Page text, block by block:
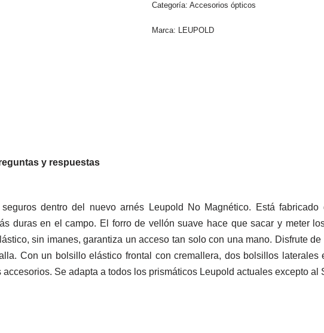
Categoría: Accesorios ópticos
Marca: LEUPOLD
y respuestas
seguros dentro del nuevo arnés Leupold No Magnético. Está
duras en el campo. El forro de vellón suave hace que sacar y meter
sin imanes, garantiza un acceso tan solo con una mano. Disfrute
Con un bolsillo elástico frontal con cremallera, dos bolsillos
Se adapta a todos los prismáticos Leupold actuales excepto al